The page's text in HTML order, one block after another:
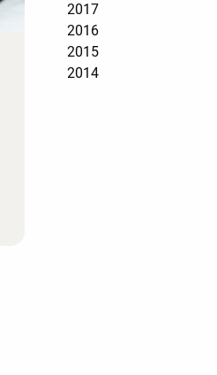
2017
2016
2015
2014